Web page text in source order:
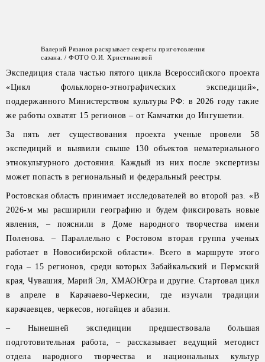
Валерий Рязанов раскрывает секреты приготовления
сазана. / ФОТО О.И. Христиановой
Экспедиция стала частью пятого цикла Всероссийского проекта
«Цикл фольклорно-этнографических экспедиций»,
поддержанного Министерством культуры РФ: в 2026 году такие
же работы охватят 15 регионов – от Камчатки до Ингушетии.
За пять лет существования проекта ученые провели 58
экспедиций и выявили свыше 130 объектов нематериального
этнокультурного достояния. Каждый из них после экспертизы
может попасть в региональный и федеральный реестры.
Ростовская область принимает исследователей во второй раз. «В
2026-м мы расширили географию и будем фиксировать новые
явления, – пояснили в Доме народного творчества имени
Поленова. – Параллельно с Ростовом вторая группа ученых
работает в Новосибирской области». Всего в маршруте этого
года – 15 регионов, среди которых Забайкальский и Пермский
края, Чувашия, Марий Эл, ХМАОЮгра и другие. Стартовал цикл
в апреле в Карачаево-Черкесии, где изучали традиции
карачаевцев, черкесов, ногайцев и абазин.
– Нынешней экспедиции предшествовала большая
подготовительная работа, – рассказывает ведущий методист
отдела народного творчества и национальных культур